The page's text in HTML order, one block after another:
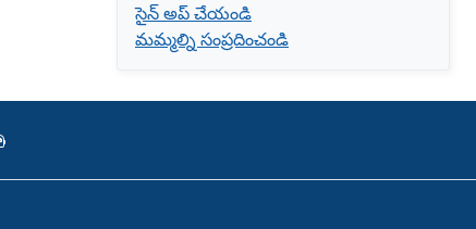
సైన్ అప్ చేయండి
మమ్మల్ని సంప్రదించండి